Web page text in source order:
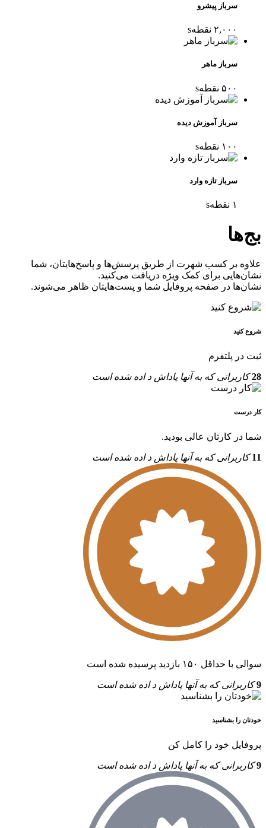
سرباز پیشرو
۲,۰۰۰ نقطهs
سرباز ماهر
۵۰۰ نقطهs
سرباز آموزش دیده
۱۰۰ نقطهs
سرباز تازه وارد
۱ نقطهs
بج‌ها
علاوه بر کسب شهرت از طریق پرسش‌ها و پاسخ‌هایتان، شما
نشان‌هایی برای کمک ویژه دریافت می‌کنید.
نشان‌ها در صفحه پروفایل شما و پست‌هایتان ظاهر می‌شوند.
شروع کنید
ثبت در پلتفرم
28 کاربرانی که به آنها پاداش د اده شده است
کار درست
شما در کارتان عالی بودید.
11 کاربرانی که به آنها پاداش د اده شده است
سوالی با حداقل ۱۵۰ بازدید پرسیده شده است
9 کاربرانی که به آنها پاداش د اده شده است
خودتان را بشناسید
پروفایل خود را کامل کن
9 کاربرانی که به آنها پاداش د اده شده است